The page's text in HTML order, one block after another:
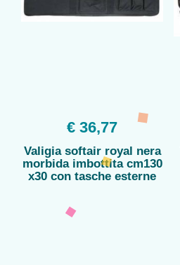
€ 36,77
Valigia softair royal nera
morbida imbottita cm130
x30 con tasche esterne